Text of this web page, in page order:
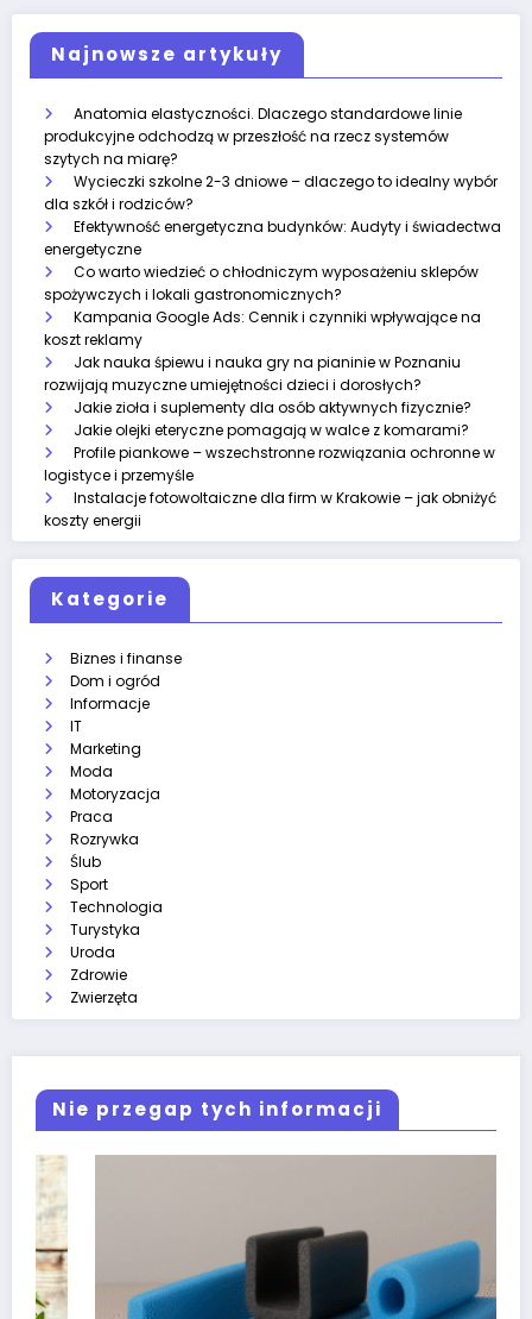
Najnowsze artykuły
Anatomia elastyczności. Dlaczego standardowe linie
produkcyjne odchodzą w przeszłość na rzecz systemów
szytych na miarę?
Wycieczki szkolne 2-3 dniowe – dlaczego to idealny wybór
dla szkół i rodziców?
Efektywność energetyczna budynków: Audyty i świadectwa
energetyczne
Co warto wiedzieć o chłodniczym wyposażeniu sklepów
spożywczych i lokali gastronomicznych?
Kampania Google Ads: Cennik i czynniki wpływające na
koszt reklamy
Jak nauka śpiewu i nauka gry na pianinie w Poznaniu
rozwijają muzyczne umiejętności dzieci i dorosłych?
Jakie zioła i suplementy dla osób aktywnych fizycznie?
Jakie olejki eteryczne pomagają w walce z komarami?
Profile piankowe – wszechstronne rozwiązania ochronne w
logistyce i przemyśle
Instalacje fotowoltaiczne dla firm w Krakowie – jak obniżyć
koszty energii
Kategorie
Biznes i finanse
Dom i ogród
Informacje
IT
Marketing
Moda
Motoryzacja
Praca
Rozrywka
Ślub
Sport
Technologia
Turystyka
Uroda
Zdrowie
Zwierzęta
Nie przegap tych informacji